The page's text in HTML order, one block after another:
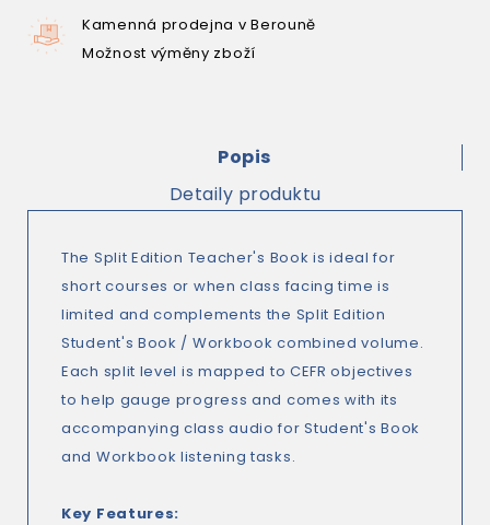
Kamenná prodejna v Berouně
Možnost výměny zboží
Popis
Detaily produktu
The Split Edition Teacher's Book is ideal for
short courses or when class facing time is
limited and complements the Split Edition
Student's Book / Workbook combined volume.
Each split level is mapped to CEFR objectives
to help gauge progress and comes with its
accompanying class audio for Student's Book
and Workbook listening tasks.
Key Features: